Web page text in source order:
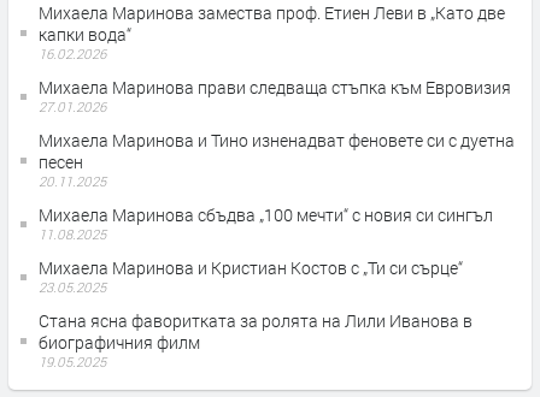
Михаела Маринова замества проф. Етиен Леви в „Като две
капки вода“
16.02.2026
Михаела Маринова прави следваща стъпка към Евровизия
27.01.2026
Михаела Маринова и Тино изненадват феновете си с дуетна
песен
20.11.2025
Михаела Маринова сбъдва „100 мечти“ с новия си сингъл
11.08.2025
Михаела Маринова и Кристиан Костов с „Ти си сърце“
23.05.2025
Стана ясна фаворитката за ролята на Лили Иванова в
биографичния филм
19.05.2025